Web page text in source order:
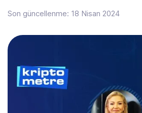
Son güncellenme: 18 Nisan 2024